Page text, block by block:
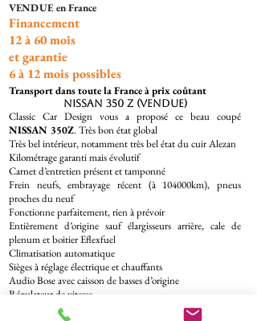
VENDUE en France
Financement
12 à 60 mois
et garantie
6 à 12mois possibles
Transport dans toute la France à prix coûtant
Nissan 350 Z (VENDUE)
Classic Car Design vous a proposé ce beau coupé
NISSAN 350Z. Très bon état global
Très bel intérieur, notamment très bel état du cuir Alezan
Kilométrage garanti mais évolutif
Carnet d’entretien présent et tamponné
Frein neufs, embrayage récent (à 104000km), pneus
proches du neuf
Fonctionne parfaitement, rien à prévoir
Entièrement d’origine sauf élargisseurs arrière, cale de
plenum et boitier Eflexfuel
Climatisation automatique
Sièges à réglage électrique et chauffants
Audio Bose avec caisson de basses d’origine
Régulateur de vitesse
Jantes Rays forgées